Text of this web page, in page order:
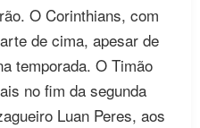
O Corinthians, com
de cima, apesar de
temporada. O Timão
no fim da segunda
Luan Peres, aos